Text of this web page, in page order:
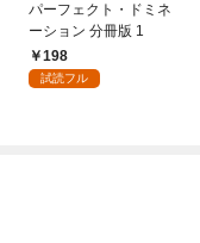
パーフェクト・ドミネ
ーション 分冊版 1
198
試読フル